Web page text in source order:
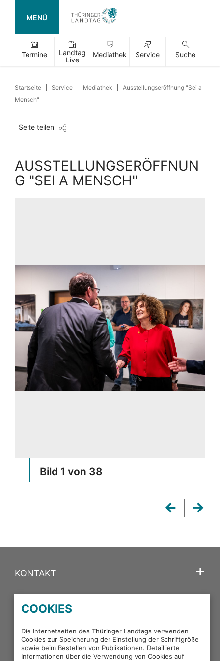
MENÜ
Termine
Landtag
Live
Mediathek Service Suche
Startseite Service Mediathek
Ausstellungseröffnung "Sei a
Mensch"
Seite teilen
AUSSTELLUNGSERÖFFNUN
G "SEI A MENSCH"
Bild 1 von 38
KONTAKT
PORTALE DES THÜRINGER LANDTAGS
EXTERNE LINKS
COOKIES
Die Internetseiten des Thüringer Landtags verwenden
Cookies zur Speicherung der Einstellung der Schriftgröße
sowie beim Bestellen von Publikationen. Detaillierte
Informationen über die Verwendung von Cookies auf